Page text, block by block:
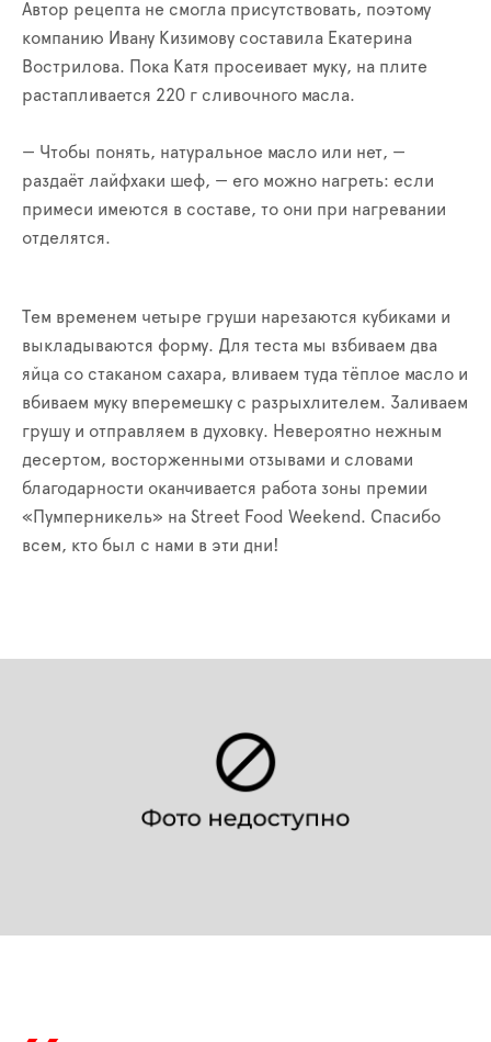
Автор рецепта не смогла присутствовать, поэтому
компанию Ивану Кизимову составила Екатерина
Вострилова. Пока Катя просеивает муку, на плите
растапливается 220 г сливочного масла.
— Чтобы понять, натуральное масло или нет, —
раздаёт лайфхаки шеф, — его можно нагреть: если
примеси имеются в составе, то они при нагревании
отделятся.
Тем временем четыре груши нарезаются кубиками и
выкладываются форму. Для теста мы взбиваем два
яйца со стаканом сахара, вливаем туда тёплое масло и
вбиваем муку вперемешку с разрыхлителем. Заливаем
грушу и отправляем в духовку. Невероятно нежным
десертом, восторженными отзывами и словами
благодарности оканчивается работа зоны премии
«Пумперникель» на Street Food Weekend. Спасибо
всем, кто был с нами в эти дни!